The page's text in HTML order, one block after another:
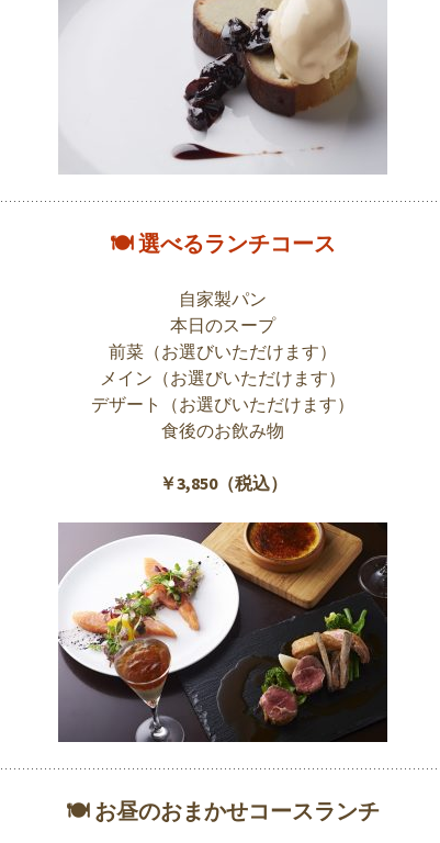
🍽 選べるランチコース
自家製パン
本日のスープ
前菜（お選びいただけます）
メイン（お選びいただけます）
デザート（お選びいただけます）
食後のお飲み物
￥3,850（税込）
🍽 お昼のおまかせコースランチ